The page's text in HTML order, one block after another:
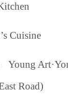
Cuisine
Road)